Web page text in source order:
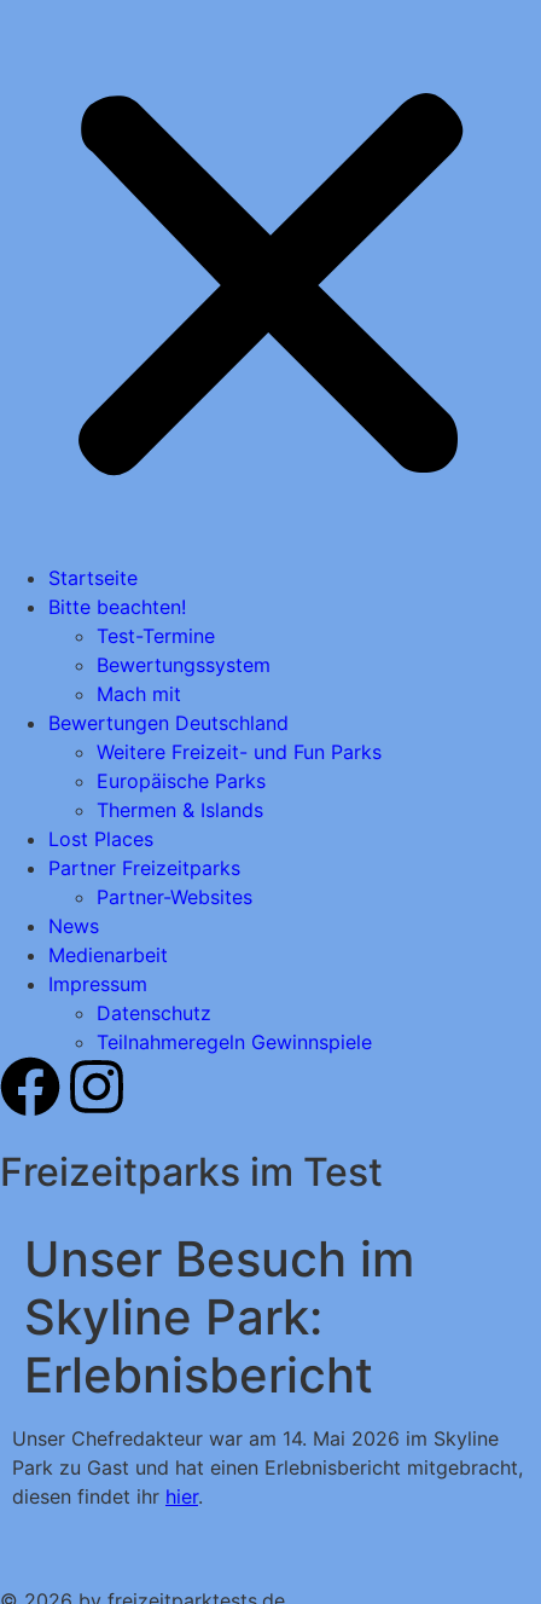
Startseite
Bitte beachten!
Test-Termine
Bewertungssystem
Mach mit
Bewertungen Deutschland
Weitere Freizeit- und Fun Parks
Europäische Parks
Thermen & Islands
Lost Places
Partner Freizeitparks
Partner-Websites
News
Medienarbeit
Impressum
Datenschutz
Teilnahmeregeln Gewinnspiele
Freizeitparks im Test
Unser Besuch im
Skyline Park:
Erlebnisbericht
Unser Chefredakteur war am 14. Mai 2026 im Skyline
Park zu Gast und hat einen Erlebnisbericht mitgebracht,
diesen findet ihr hier.